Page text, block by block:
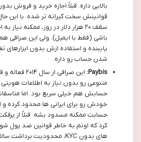
قوانینش سخت گیرانه تر شده. با این
سقف ۲۰ هزار دلار در روز، ممکنه
باشی (فقط با ایمیل). ولی این صرافی
شدن حساب رو داره.
Paybis:
این صرافی از
متنوعی رو بدون نیاز به اطلاعات هویتی
حسابش هم خیلی سریع بود. اما
حسابت ممکنه مسدود بشه. قبلاً از
کرد که اونم به خاطر قوانین ضد پول
های بدون KYC، محدودیت برداشت سالانه ۱۰ هزار دلاری داره.